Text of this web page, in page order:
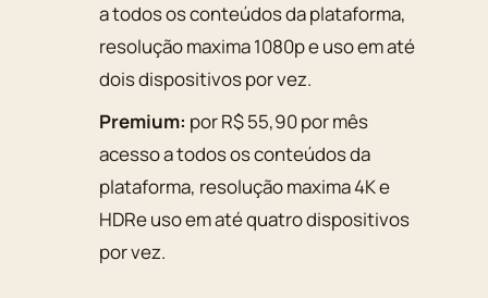
a todos os conteúdos da plataforma,
resolução maxima 1080p e uso em até
dois dispositivos por vez.
Premium: por R$ 55,90 por mês
acesso a todos os conteúdos da
plataforma, resolução maxima 4K e
HDRe uso em até quatro dispositivos
por vez.